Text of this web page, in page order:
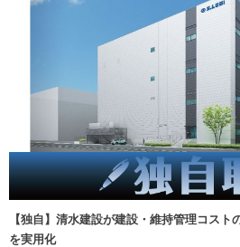
【独自】清水建設が建設・維持管理コス
を実用化